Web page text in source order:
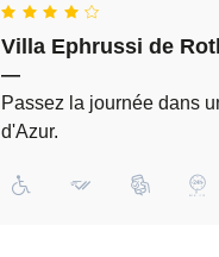
Villa Ephrussi de
—
Passez la journée dans
d'Azur.